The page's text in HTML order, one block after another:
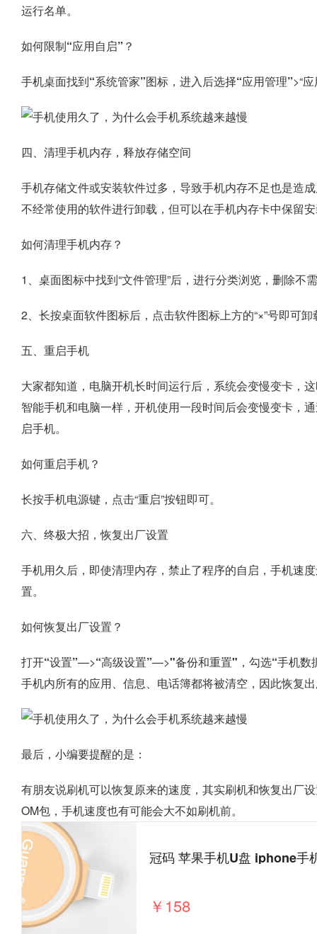
运行名单。
如何限制“应用自启”？
手机桌面找到“系统管家”图标，进入后选择“应用管理”>“
四、清理手机内存，释放存储空间
手机存储文件或安装软件过多，导致手机内存不足也是造
不经常使用的软件进行卸载，但可以在手机内存卡中保留
如何清理手机内存？
1、桌面图标中找到“文件管理”后，进行分类浏览，删除不
2、长按桌面软件图标后，点击软件图标上方的“×”号即可
五、重启手机
大家都知道，电脑开机长时间运行后，系统会变慢变卡，
智能手机和电脑一样，开机使用一段时间后会变慢变卡，
启手机。
如何重启手机？
长按手机电源键，点击“重启”按钮即可。
六、终极大招，恢复出厂设置
手机用久后，即使清理内存，禁止了程序的自启，手机
置。
如何恢复出厂设置？
打开“设置”—>“高级设置”—>"备份和重置"， 勾选“手机数
手机内所有的应用、信息、电话簿都将被清空，因此恢复
最后，小编要提醒的是：
有朋友说刷机可以恢复原来的速度，其实刷机和恢复出厂
OM包，手机速度也有可能会大不如刷机前。
￥158